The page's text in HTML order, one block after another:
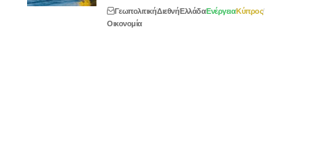
ΓεωπολιτικήΔιεθνήΕλλάδαΕνέργειαΚύπρος
Οικονομία